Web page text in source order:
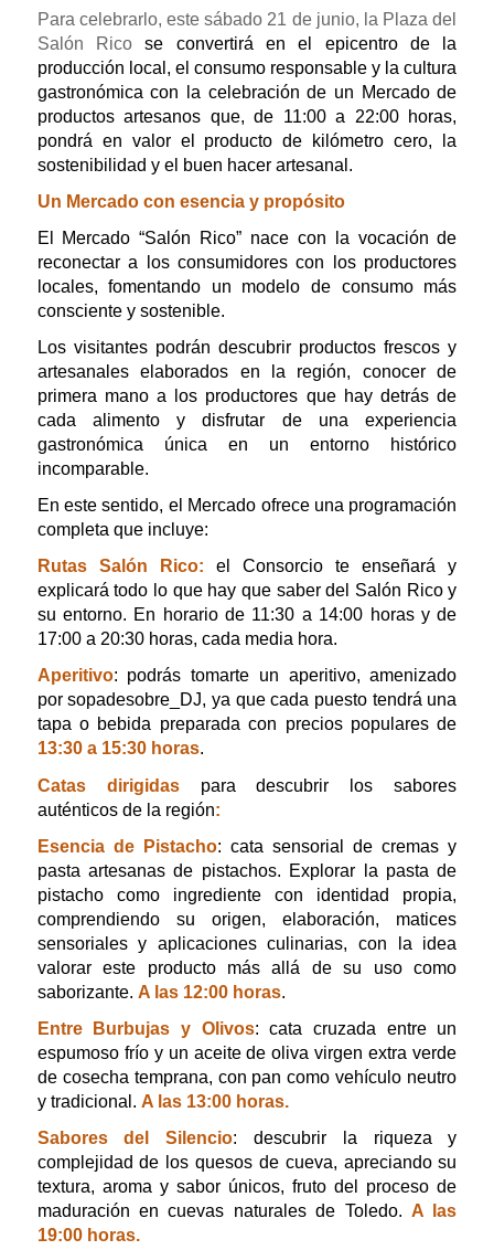
Para celebrarlo, este sábado 21 de junio, la Plaza del
Salón Ricose convertirá en el epicentro de la
producción local, el consumo responsable y la cultura
gastronómica con la celebración de un Mercado de
productos artesanos que, de 11:00 a 22:00 horas,
pondrá en valor el producto de kilómetro cero, la
sostenibilidad y el buen hacer artesanal.
Un Mercado con esencia y propósito
El Mercado “Salón Rico” nace con la vocación de
reconectar a los consumidores con los productores
locales, fomentando un modelo de consumo más
consciente y sostenible.
Los visitantes podrán descubrir productos frescos y
artesanales elaborados en la región, conocer de
primera mano a los productores que hay detrás de
cada alimento y disfrutar de una experiencia
gastronómica única en un entorno histórico
incomparable.
En este sentido, el Mercado ofrece una programación
completa que incluye:
Rutas Salón Rico: el Consorcio te enseñará y
explicará todo lo que hay que saber del Salón Rico y
su entorno. En horario de 11:30 a 14:00 horas y de
17:00 a 20:30 horas, cada media hora.
Aperitivo: podrás tomarte un aperitivo, amenizado
por sopadesobre_DJ, ya que cada puesto tendrá una
tapa o bebida preparada con precios populares de
13:30 a 15:30 horas.
Catas dirigidas para descubrir los sabores
auténticos de la región:
Esencia de Pistacho: cata sensorial de cremas y
pasta artesanas de pistachos. Explorar la pasta de
pistacho como ingrediente con identidad propia,
comprendiendo su origen, elaboración, matices
sensoriales y aplicaciones culinarias, con la idea
valorar este producto más allá de su uso como
saborizante. A las 12:00 horas.
Entre Burbujas y Olivos: cata cruzada entre un
espumoso frío y un aceite de oliva virgen extra verde
de cosecha temprana, con pan como vehículo neutro
y tradicional. A las 13:00 horas.
Sabores del Silencio: descubrir la riqueza y
complejidad de los quesos de cueva, apreciando su
textura, aroma y sabor únicos, fruto del proceso de
maduración en cuevas naturales de Toledo. A las
19:00 horas.